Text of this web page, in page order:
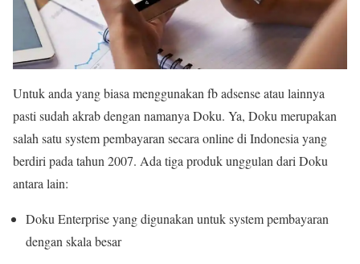
Untuk anda yang biasa menggunakan fb adsense atau lainnya
pasti sudah akrab dengan namanya Doku. Ya, Doku merupakan
salah satu system pembayaran secara online di Indonesia yang
berdiri pada tahun 2007. Ada tiga produk unggulan dari Doku
antara lain:
Doku Enterprise yang digunakan untuk system pembayaran
dengan skala besar